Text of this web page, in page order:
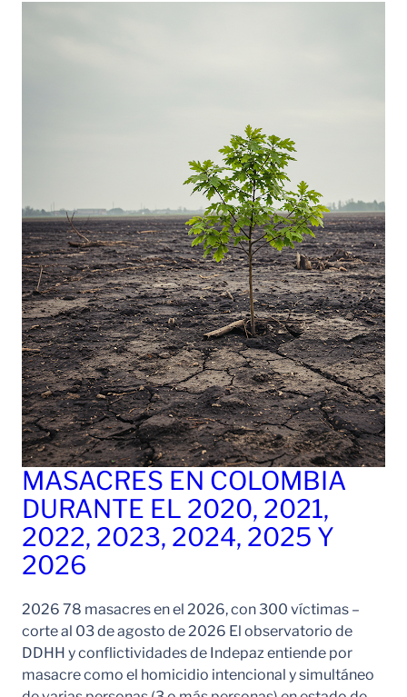
MASACRES EN COLOMBIA
DURANTE EL 2020, 2021,
2022, 2023, 2024, 2025 Y
2026
2026 78 masacres en el 2026, con 300 víctimas –
corte al 03 de agosto de 2026 El observatorio de
DDHH y conflictividades de Indepaz entiende por
masacre como el homicidio intencional y simultáneo